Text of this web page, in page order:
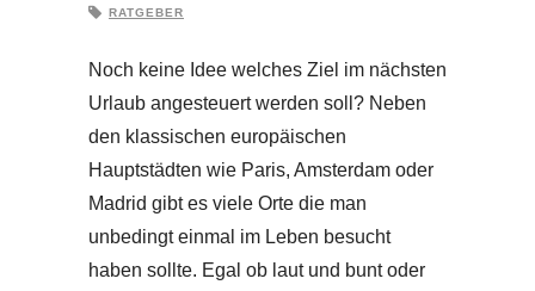
RATGEBER
Noch keine Idee welches Ziel im nächsten
Urlaub angesteuert werden soll? Neben
den klassischen europäischen
Hauptstädten wie Paris, Amsterdam oder
Madrid gibt es viele Orte die man
unbedingt einmal im Leben besucht
haben sollte. Egal ob laut und bunt oder